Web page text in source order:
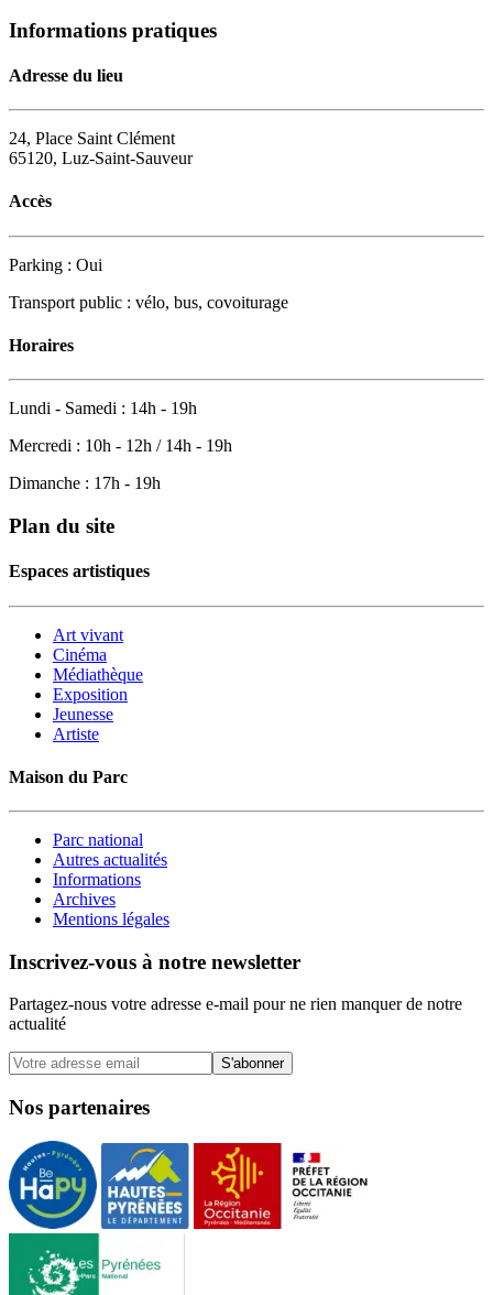
Informations pratiques
Adresse du lieu
24, Place Saint Clément
65120, Luz-Saint-Sauveur
Accès
Parking : Oui
Transport public : vélo, bus, covoiturage
Horaires
Lundi - Samedi : 14h - 19h
Mercredi : 10h - 12h / 14h - 19h
Dimanche : 17h - 19h
Plan du site
Espaces artistiques
Art vivant
Cinéma
Médiathèque
Exposition
Jeunesse
Artiste
Maison du Parc
Parc national
Autres actualités
Informations
Archives
Mentions légales
Inscrivez-vous à notre newsletter
Partagez-nous votre adresse e-mail pour ne rien manquer de notre
actualité
S'abonner
Nos partenaires